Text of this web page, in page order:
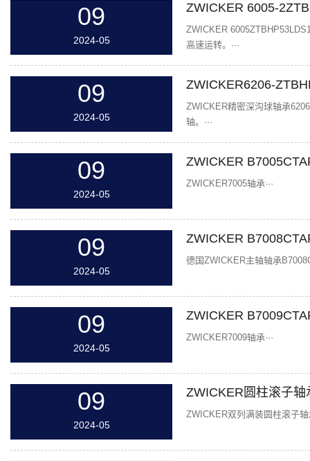
09
2024-05
ZWICKER 6005-
ZWICKER
高速运转。···
09
2024-05
ZWICKER6206-
ZWICKER精密深沟球轴承
轴。···
09
2024-05
ZWICKER
ZWICKER7005轴承···
09
2024-05
ZWICKER
德国ZWICKER主轴轴承
09
2024-05
ZWICKER
ZWICKER7009轴承···
09
2024-05
ZWICKER圆柱滚子轴
ZWICKER双列满装圆柱滚子轴